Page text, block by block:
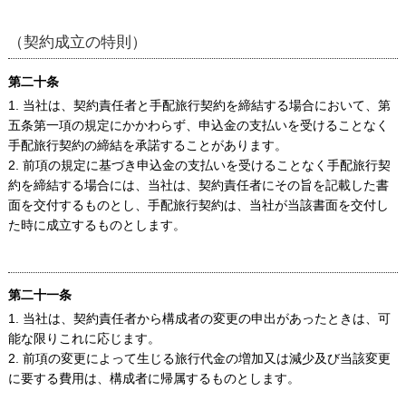
（契約成立の特則）
第二十条
1. 当社は、契約責任者と手配旅行契約を締結する場合において、第
五条第一項の規定にかかわらず、申込金の支払いを受けることなく
手配旅行契約の締結を承諾することがあります。
2. 前項の規定に基づき申込金の支払いを受けることなく手配旅行契
約を締結する場合には、当社は、契約責任者にその旨を記載した書
面を交付するものとし、手配旅行契約は、当社が当該書面を交付し
た時に成立するものとします。
第二十一条
1. 当社は、契約責任者から構成者の変更の申出があったときは、可
能な限りこれに応じます。
2. 前項の変更によって生じる旅行代金の増加又は減少及び当該変更
に要する費用は、構成者に帰属するものとします。